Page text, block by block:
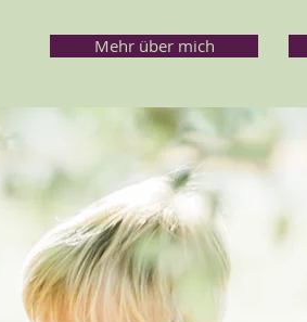
Mehr über mich